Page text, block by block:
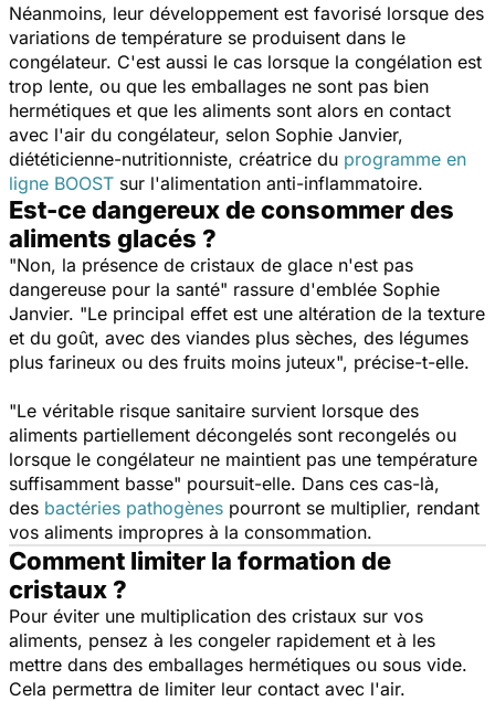
Néanmoins, leur développement est favorisé lorsque des
variations de température se produisent dans le
congélateur. C'est aussi le cas lorsque la congélation est
trop lente, ou que les emballages ne sont pas bien
hermétiques et que les aliments sont alors en contact
avec l'air du congélateur, selon Sophie Janvier,
diététicienne-nutritionniste, créatrice du programme en
ligne BOOST sur l'alimentation anti-inflammatoire.
Est-ce dangereux de consommer des
aliments glacés ?
"Non, la présence de cristaux de glace n'est pas
dangereuse pour la santé" rassure d'emblée Sophie
Janvier. "Le principal effet est une altération de la texture
et du goût, avec des viandes plus sèches, des légumes
plus farineux ou des fruits moins juteux", précise-t-elle.
"Le véritable risque sanitaire survient lorsque des
aliments partiellement décongelés sont recongelés ou
lorsque le congélateur ne maintient pas une température
suffisamment basse" poursuit-elle. Dans ces cas-là,
des bactéries pathogènes pourront se multiplier, rendant
vos aliments impropres à la consommation.
Comment limiter la formation de
cristaux ?
Pour éviter une multiplication des cristaux sur vos
aliments, pensez à les congeler rapidement et à les
mettre dans des emballages hermétiques ou sous vide.
Cela permettra de limiter leur contact avec l'air.